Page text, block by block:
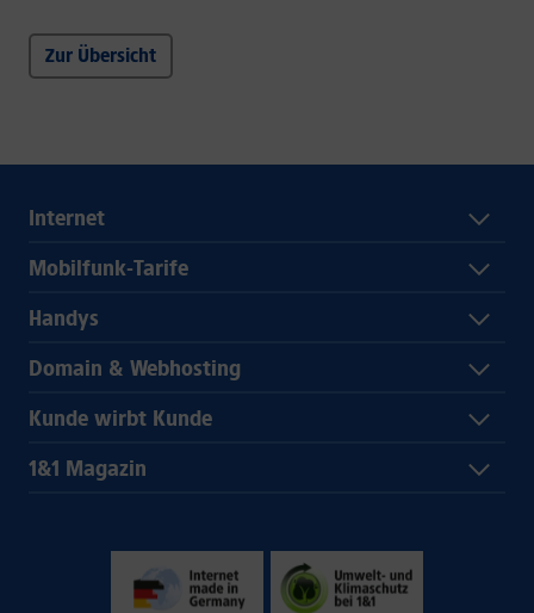
Zur Übersicht
Internet
Mobilfunk-Tarife
Handys
Domain & Webhosting
Kunde wirbt Kunde
1&1 Magazin